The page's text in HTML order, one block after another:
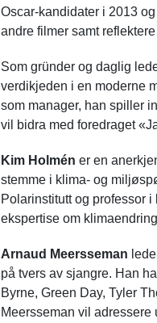
Oscar-kandidater i 2013
andre filmer samt
Som gründer og daglig
verdikjeden i en moderne
som manager, han spiller
vil bidra med foredraget
Kim Holmén er en
stemme i klima- og
Polarinstitutt og professor
ekspertise om
Arnaud Meersseman
på tvers av sjangre. Han
Byrne, Green Day, Tyler
Meersseman vil